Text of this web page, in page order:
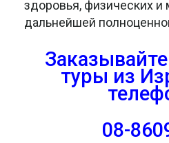
здоровья, физических
дальнейшей
туры из
08-